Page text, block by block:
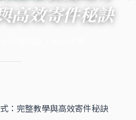
高效寄件秘訣
：完整教學與高效寄件秘訣